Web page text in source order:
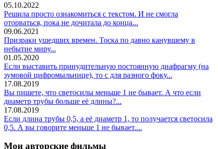
05.10.2022
Решила просто ознакомиться с текстом. И не смогла
оторваться, пока не дочитала до конца...
09.06.2021
Призраки ушедших времен. Тоска по давно канувшему в
небытие миру...
01.05.2020
Если выставить принудительную постоянную диафрагму (на
зумовой цифромыльнице), то с для разного фоку...
17.08.2019
Вы пишете, что светосилы меньше 1 не бывает. А что если
диаметр трубы больше её длины?...
17.08.2019
Если длина трубы 0,5, а её диаметр 1, то получается светосила
0,5. А вы говорите меньше 1 не бывает....
Мои авторские фильмы